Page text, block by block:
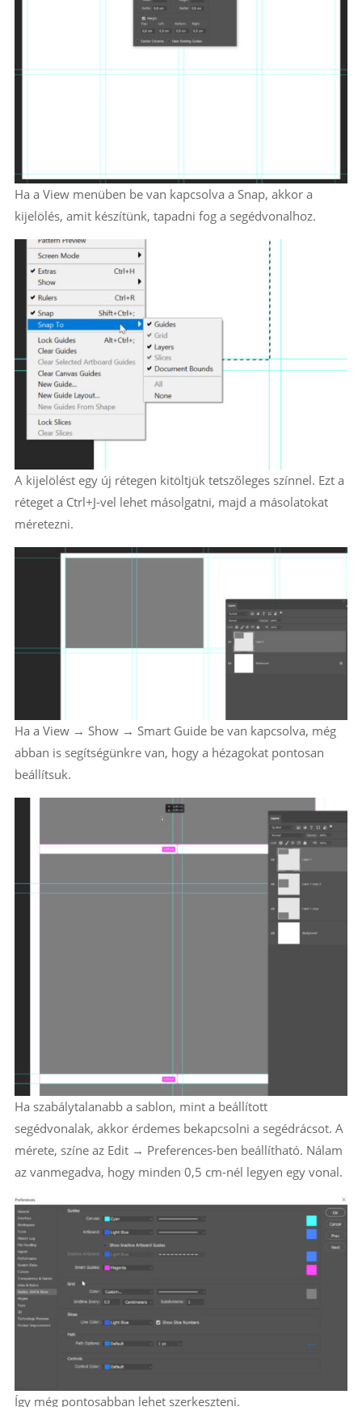
Ha a View menüben be van kapcsolva a Snap, akkor a
kijelölés, amit készítünk, tapadni fog a segédvonalhoz.
A kijelölést egy új rétegen kitöltjük tetszőleges színnel. Ezt a
réteget a Ctrl+J-vel lehet másolgatni, majd a másolatokat
méretezni.
Ha a View → Show → Smart Guide be van kapcsolva, még
abban is segítségünkre van, hogy a hézagokat pontosan
beállítsuk.
Ha szabálytalanabb a sablon, mint a beállított
segédvonalak, akkor érdemes bekapcsolni a segédrácsot. A
mérete, színe az Edit → Preferences-ben beállítható. Nálam
az vanmegadva, hogy minden 0,5 cm-nél legyen egy vonal.
Így még pontosabban lehet szerkeszteni.